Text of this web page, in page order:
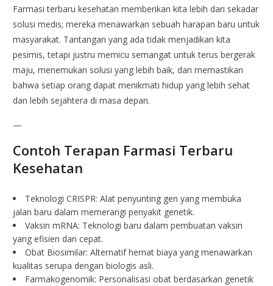
Farmasi terbaru kesehatan memberikan kita lebih dari sekadar
solusi medis; mereka menawarkan sebuah harapan baru untuk
masyarakat. Tantangan yang ada tidak menjadikan kita
pesimis, tetapi justru memicu semangat untuk terus bergerak
maju, menemukan solusi yang lebih baik, dan memastikan
bahwa setiap orang dapat menikmati hidup yang lebih sehat
dan lebih sejahtera di masa depan.
—
Contoh Terapan Farmasi Terbaru
Kesehatan
Teknologi CRISPR: Alat penyunting gen yang membuka
jalan baru dalam memerangi penyakit genetik.
Vaksin mRNA: Teknologi baru dalam pembuatan vaksin
yang efisien dan cepat.
Obat Biosimilar: Alternatif hemat biaya yang menawarkan
kualitas serupa dengan biologis asli.
Farmakogenomik: Personalisasi obat berdasarkan genetik